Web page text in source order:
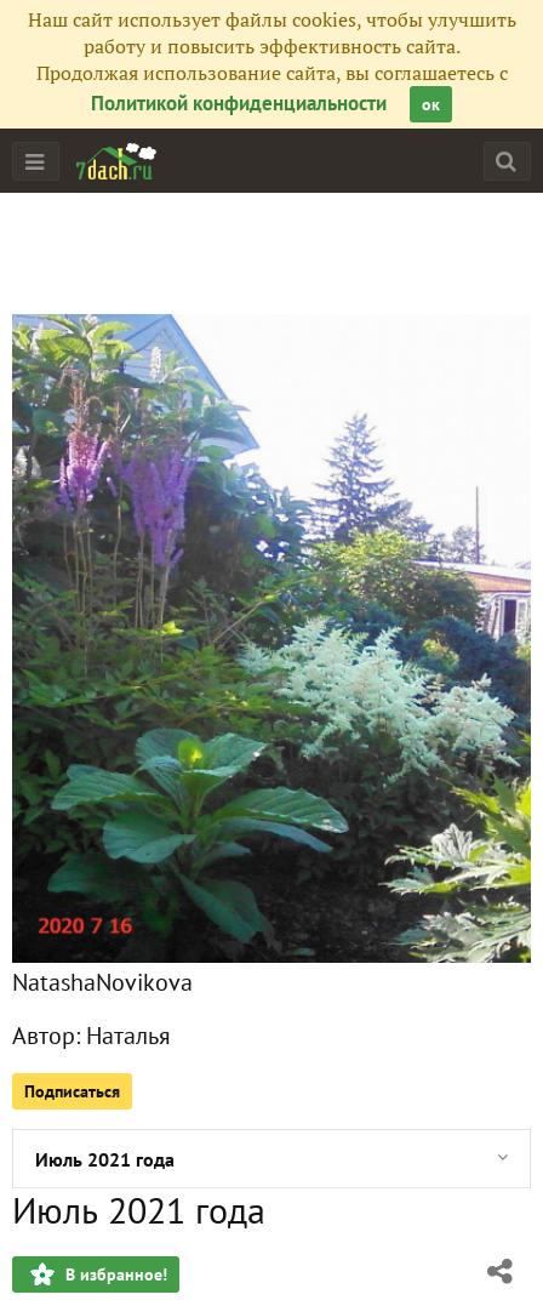
Наш сайт использует файлы cookies, чтобы улучшить
работу и повысить эффективность сайта.
Продолжая использование сайта, вы соглашаетесь с
Политикой конфиденциальности
ок
NatashaNovikova
Автор: Наталья
Подписаться
Главная
Подписчики 70
Все публикации 113
Фото 358
Сейчас обсуждают
Оживаю. Январь 2022 года
Сертификат за конкурс "Урожай-2021"
Молюсь...
Неужели осень? Осень
Перчики
Июль 2021 года
До свидания, Весна! Здравствуй, Лето и мои первенцы
Майская маета. Только фрагменты
Июль 2021 года
В избранное!